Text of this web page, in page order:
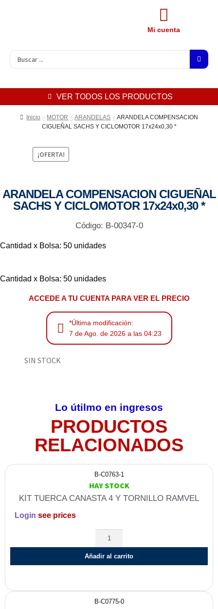
Mi cuenta
VER TODOS LOS PRODUCTOS
Inicio MOTOR ARANDELAS
ARANDELA COMPENSACION
CIGUEÑAL SACHS Y CICLOMOTOR 17x24x0,30 *
¡OFERTA!
ARANDELA COMPENSACION CIGUEÑAL
SACHS Y CICLOMOTOR 17x24x0,30 *
Código: B-00347-0
Cantidad x Bolsa: 50 unidades
Cantidad x Bolsa: 50 unidades
ACCEDE A TU CUENTA PARA VER EL PRECIO
*Última modificación:
7 de Ago. de 2026 a las 04:23
SIN STOCK
Lo útilmo en ingresos
PRODUCTOS
RELACIONADOS
B-C0763-1
HAY STOCK
KIT TUERCA CANASTA 4 Y TORNILLO RAMVEL
Login see prices
Añadir al carrito
B-C0775-0